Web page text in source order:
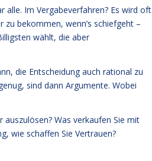
alle. Im Vergabeverfahren? Es wird oft
bekommen, wenn’s schiefgeht –
wählt, die aber
die Entscheidung auch rational zu
sind dann Argumente. Wobei
Was verkaufen Sie mit
wie schaffen Sie Vertrauen?